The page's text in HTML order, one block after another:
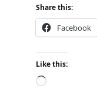
Share this:
Facebook
Like this:
L